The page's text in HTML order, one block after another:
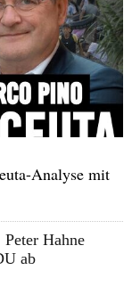
Analyse mit
Hahne
ab